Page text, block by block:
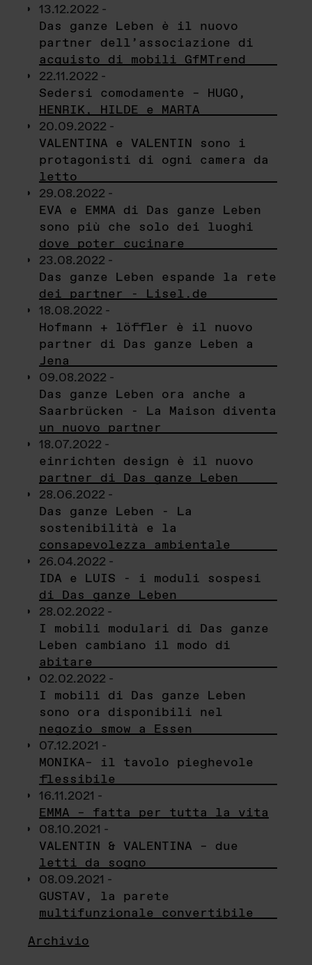
13.12.2022 -
Das ganze Leben è il nuovo
partner dell’associazione di
acquisto di mobili GfMTrend
22.11.2022 -
Sedersi comodamente – HUGO,
HENRIK, HILDE e MARTA
20.09.2022 -
VALENTINA e VALENTIN sono i
protagonisti di ogni camera da
letto
29.08.2022 -
EVA e EMMA di Das ganze Leben
sono più che solo dei luoghi
dove poter cucinare
23.08.2022 -
Das ganze Leben espande la rete
dei partner - Lisel.de
18.08.2022 -
Hofmann + löffler è il nuovo
partner di Das ganze Leben a
Jena
09.08.2022 -
Das ganze Leben ora anche a
Saarbrücken - La Maison diventa
un nuovo partner
18.07.2022 -
einrichten design è il nuovo
partner di Das ganze Leben
28.06.2022 -
Das ganze Leben - La
sostenibilità e la
consapevolezza ambientale
26.04.2022 -
IDA e LUIS - i moduli sospesi
di Das ganze Leben
28.02.2022 -
I mobili modulari di Das ganze
Leben cambiano il modo di
abitare
02.02.2022 -
I mobili di Das ganze Leben
sono ora disponibili nel
negozio smow a Essen
07.12.2021 -
MONIKA– il tavolo pieghevole
flessibile
16.11.2021 -
EMMA – fatta per tutta la vita
08.10.2021 -
VALENTIN & VALENTINA – due
letti da sogno
08.09.2021 -
GUSTAV, la parete
multifunzionale convertibile
Archivio